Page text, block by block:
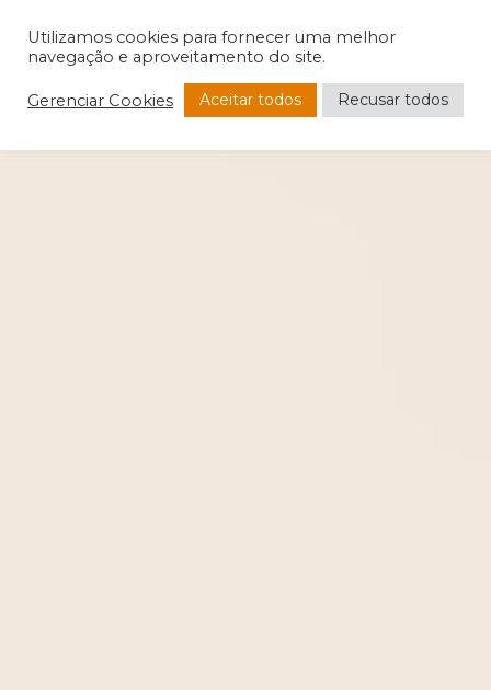
Utilizamos cookies para fornecer uma melhor
navegação e aproveitamento do site.
Gerenciar Cookies Aceitar todos Recusar todos